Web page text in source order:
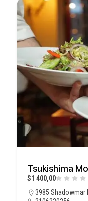
Tsukishima
$1 400,00
3985 Shadowmar